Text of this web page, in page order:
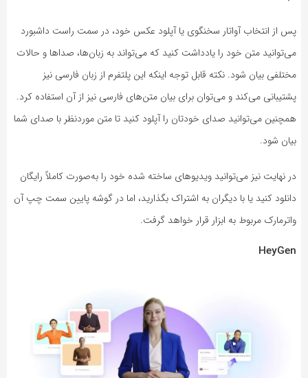
پس از انتخاب آواتار سخنگوی یا آپلود عکس خود، در سمت راست داشبورد
می‌توانید متن خود را یادداشت کنید که می‌تواند به زبان‌ها، صداها و حالات
مختلفی بیان شود. نکته قابل توجه اینکه این پلتفرم از زبان فارسی نیز
پشتیبانی می‌کند و می‌توان برای بیان متن‌های فارسی نیز از آن استفاده کرد.
همچنین می‌توانید صدای خودتان را آپلود کنید تا متن موردنظر با صدای شما
بیان شود.
در نهایت نیز می‌توانید ویدیوهای ساخته شده خود را به‌صورت کاملاً رایگان
دانلود کنید یا با دیگران به اشتراک بگذارید، اما در گوشه پایین سمت چپ آن
واترمارک مربوط به ابزار قرار خواهد گرفت.
HeyGen